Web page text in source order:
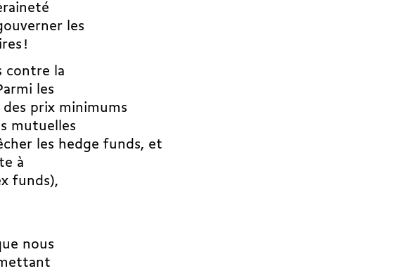
les
!
contre la
les
prix minimums
mutuelles
les hedge funds, et
à
funds),
nous